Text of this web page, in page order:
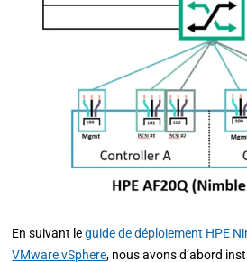
En suivant leguide de déploiement HPE
VMware vSphere, nous avons d’abord